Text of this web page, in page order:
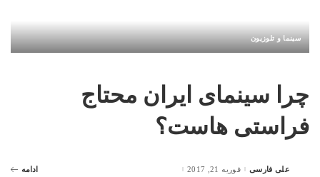
سینما و تلوزیون
چرا سینمای ایران محتاج
فراستی هاست؟
Postedعلی فارسی فوریه 21, 2017 ادامه